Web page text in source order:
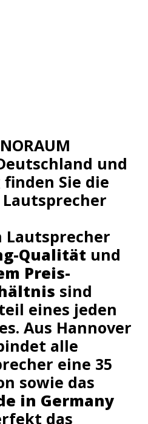
und
Sie die
Lautsprecher
Qualität und
Preis-
sind
eines jeden
Aus Hannover
alle
eine 35
sowie das
in Germany
das